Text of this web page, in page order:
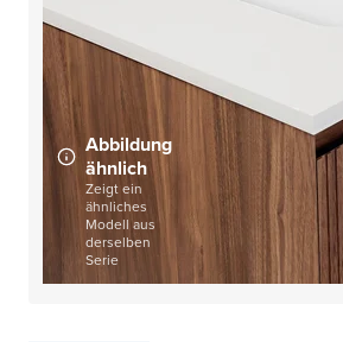
Abbildung
ähnlich
Zeigt ein
ähnliches
Modell aus
derselben
Serie